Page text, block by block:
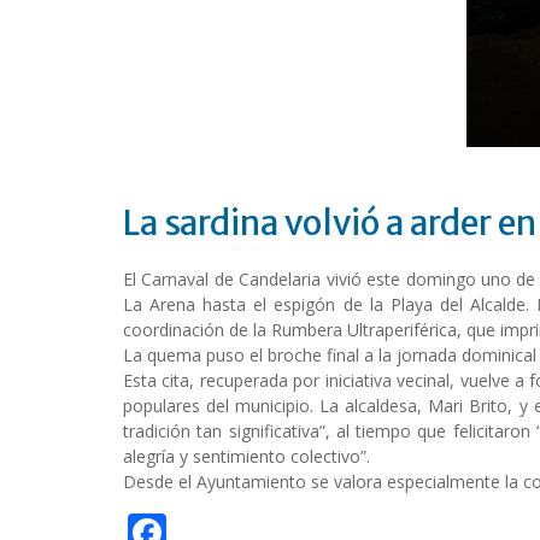
La sardina volvió a arder
El Carnaval de Candelaria vivió este domingo uno
La Arena hasta el espigón de la Playa del
coordinación de la Rumbera Ultraperiférica, que
La quema puso el broche final a la jornada
Esta cita, recuperada por iniciativa vecinal, vuelve
populares del municipio. La alcaldesa, Mari Brito, y
tradición tan significativa”, al tiempo que
alegría y sentimiento colectivo”.
Desde el Ayuntamiento se valora especialmente la